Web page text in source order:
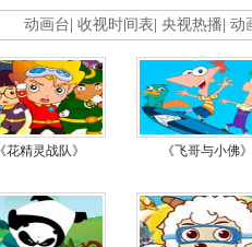
动画台 收视时间表 央视热播 动
《花精灵战队》 《飞哥与小佛》